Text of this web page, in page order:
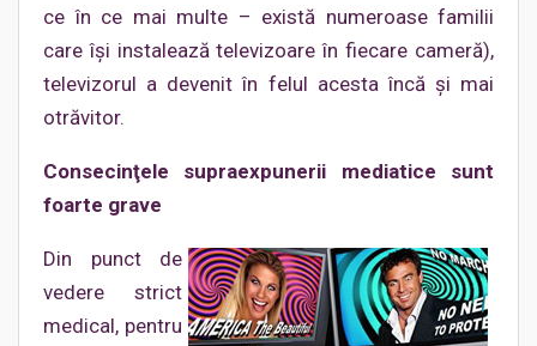
ce în ce mai multe – există numeroase familii
care îşi instalează televizoare în fiecare cameră),
televizorul a devenit în felul acesta încă şi mai
otrăvitor.
Consecinţele supraexpunerii mediatice sunt
foarte grave
Din punct de
vedere strict
medical, pentru